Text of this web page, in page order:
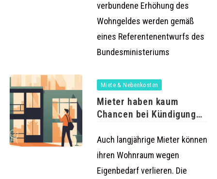
verbundene Erhöhung des
Wohngeldes werden gemäß
eines Referentenentwurfs des
Bundesministeriums
Miete & Nebenkosten
Mieter haben kaum
Chancen bei Kündigung
Auch langjährige Mieter können
ihren Wohnraum wegen
Eigenbedarf verlieren. Die